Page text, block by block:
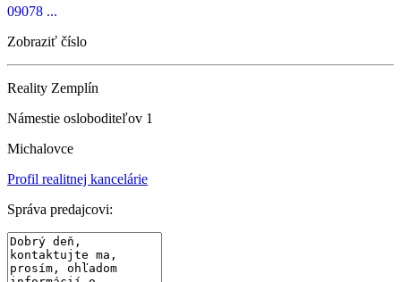
09078 ...
Zobraziť číslo
Reality Zemplín
Námestie osloboditeľov 1
Michalovce
Profil realitnej kancelárie
Správa predajcovi: